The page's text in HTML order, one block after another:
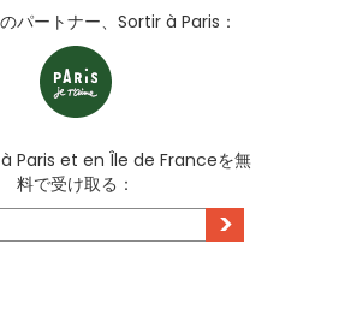
パートナー、Sortir à Paris：
à Paris et en Île de Franceを無
料で受け取る：
>